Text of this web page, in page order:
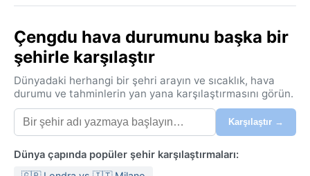
rejim hâkimdir. Yazlar ağır, boğucu ve yağışlıdır;
haziran ile eylül arasında sıcaklıklar 30°C'yi aşar, nem
oranı %80'e dayanır. Bu dönemde hafif, nefes alabilen
kıyafetler ve sürekli bir şemsiye gerekir. Kışlar ise
tersine kuru ve serin geçer; aralık-şubat arası 5-10°C
arası seyreder, güneşli günler nadirdir. Yağışların
büyük kısmı yaz musonundan gelir, kış aylarında ise
neredeyse hiç yağmur düşmez. Kalın bir mont yerine
katmanlı giyim daha uygun olur; çünkü hava nadiren
Çengdu hava durumunu başka bir
şehirle karşılaştır
Dünyadaki herhangi bir şehri arayın ve sıcaklık, hava
durumu ve tahminlerin yan yana karşılaştırmasını görün.
Karşılaştır →
Dünya çapında popüler şehir karşılaştırmaları: